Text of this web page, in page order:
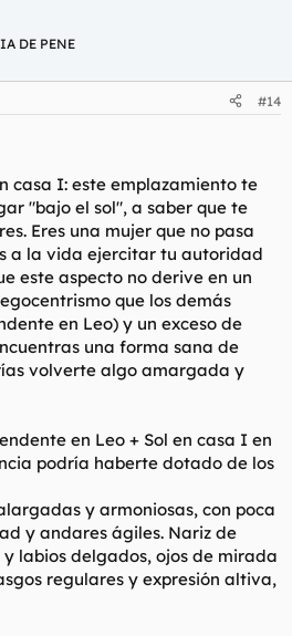
DE PENE
#14
casa I: este emplazamiento te
"bajo el sol", a saber que te
Eres una mujer que no pasa
a la vida ejercitar tu autoridad
este aspecto no derive en un
que los demás
en Leo) y un exceso de
una forma sana de
volverte algo amargada y
en Leo + Sol en casa I en
podría haberte dotado de los
y armoniosas, con poca
y andares ágiles. Nariz de
labios delgados, ojos de mirada
regulares y expresión altiva,